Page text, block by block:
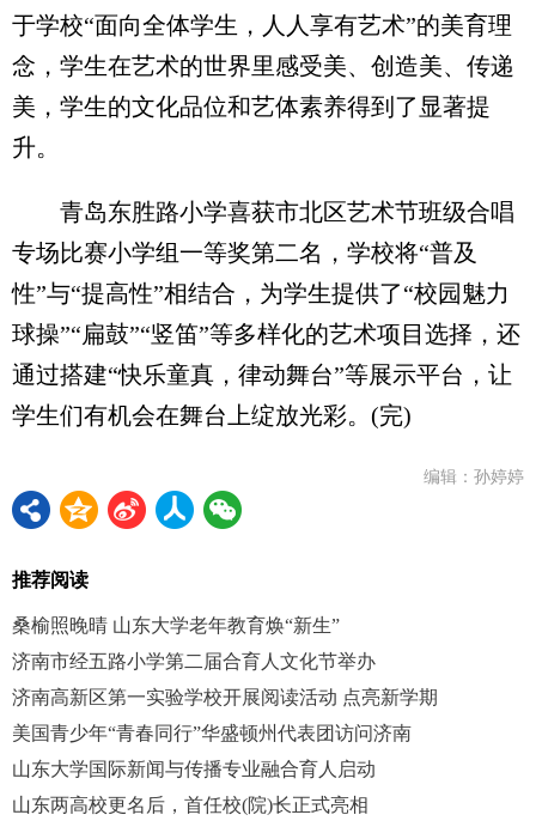
于学校“面向全体学生，人人享有艺术”的美育理
念，学生在艺术的世界里感受美、创造美、传递
美，学生的文化品位和艺体素养得到了显著提
升。
青岛东胜路小学喜获市北区艺术节班级合唱
专场比赛小学组一等奖第二名，学校将“普及
性”与“提高性”相结合，为学生提供了“校园魅力
球操”“扁鼓”“竖笛”等多样化的艺术项目选择，还
通过搭建“快乐童真，律动舞台”等展示平台，让
学生们有机会在舞台上绽放光彩。(完)
编辑：孙婷婷
推荐阅读
桑榆照晚晴 山东大学老年教育焕“新生”
济南市经五路小学第二届合育人文化节举办
济南高新区第一实验学校开展阅读活动 点亮新学期
美国青少年“青春同行”华盛顿州代表团访问济南
山东大学国际新闻与传播专业融合育人启动
山东两高校更名后，首任校(院)长正式亮相